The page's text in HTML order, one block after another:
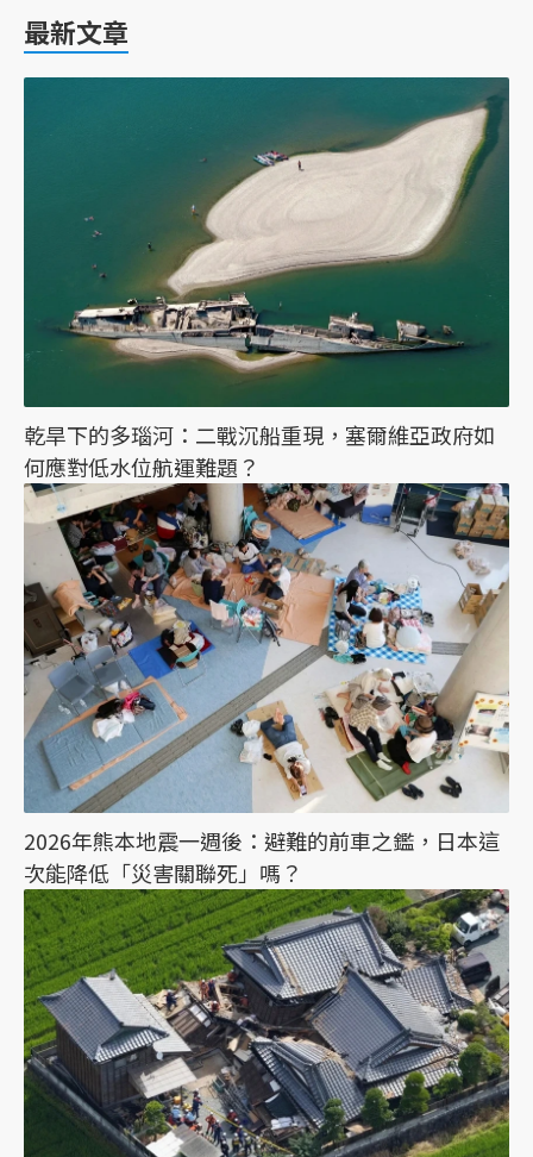
最新文章
乾旱下的多瑙河：二戰沉船重現，塞爾維亞政府如
何應對低水位航運難題？
2026年熊本地震一週後：避難的前車之鑑，日本這
次能降低「災害關聯死」嗎？